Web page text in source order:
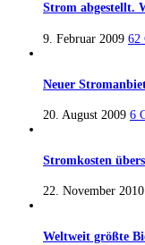
Strom abgestellt.
9. Februar 2009 62
Neuer
20. August 2009 6
Stromkosten
22. November 2010
Weltweit größte